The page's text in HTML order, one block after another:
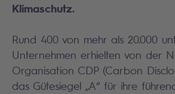
Klimaschutz.
Rund 400 von mehr als 20.000
Unternehmen erhielten von der
Organisation CDP (Carbon
das Gütesiegel „A“ für ihre